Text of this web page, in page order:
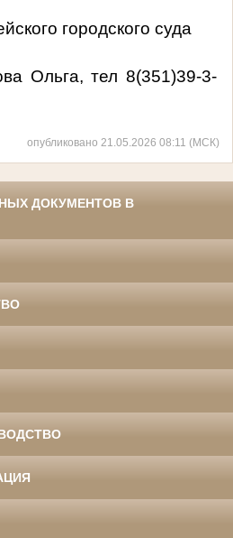
городского суда
Ольга, тел 8(351)39-3-
опубликовано 21.05.2026 08:11 (МСК)
ДОКУМЕНТОВ В